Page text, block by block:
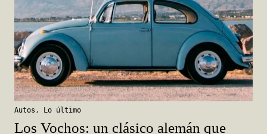
Autos , Lo último
Los Vochos: un clásico alemán que